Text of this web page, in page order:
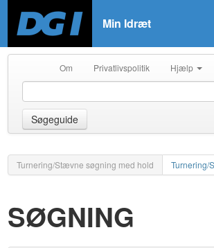
Min Idræt
Om Privatlivspolitik Hjælp
Søgeguide
Turnering/Stævne søgning med hold Turnering/
SØGNING